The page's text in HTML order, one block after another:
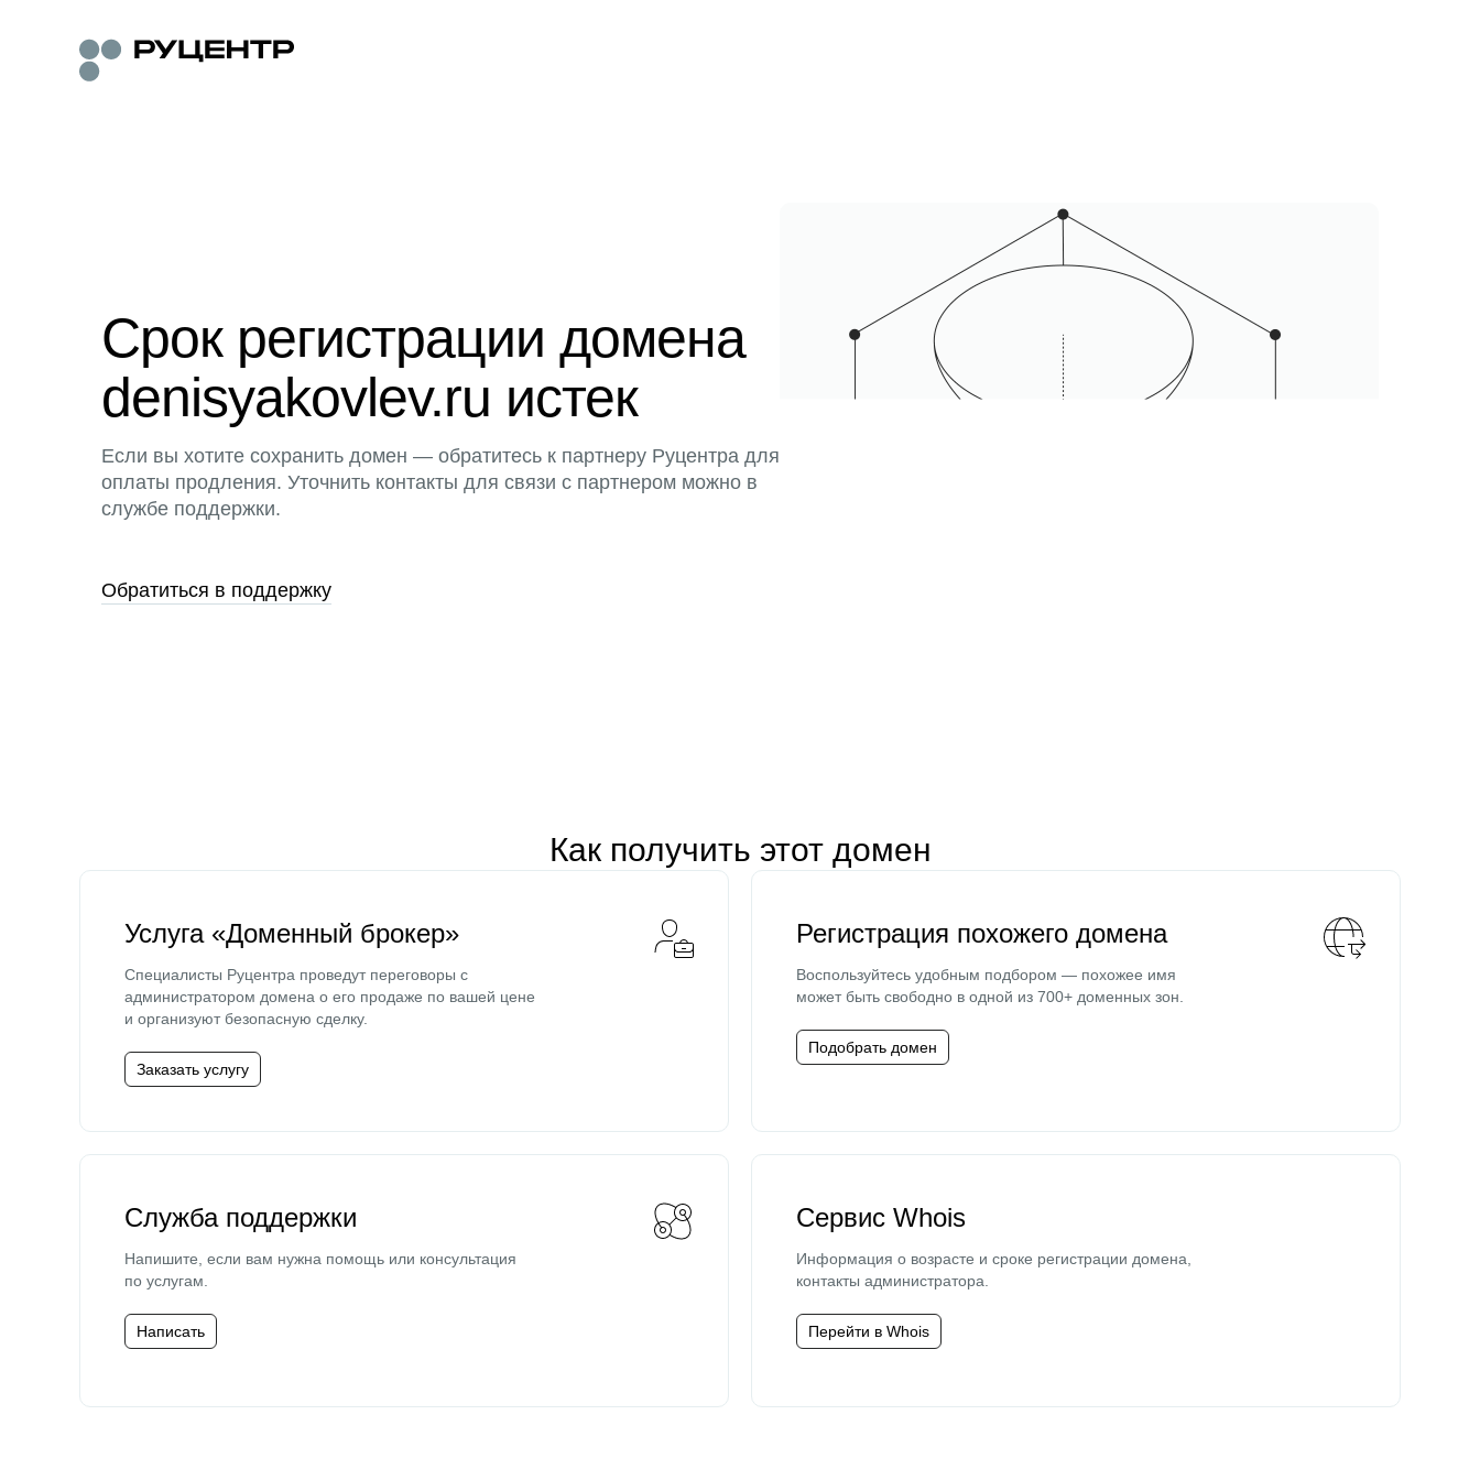
Срок регистрации домена
denisyakovlev.ru истек
Если вы хотите сохранить домен — обратитесь к партнеру Руцентра для
оплаты продления. Уточнить контакты для связи с партнером можно в
службе поддержки.
Обратиться в поддержку
Как получить этот домен
Услуга «Доменный брокер»
Специалисты Руцентра проведут переговоры с
администратором домена о его продаже по вашей цене
и организуют безопасную сделку.
Заказать услугу
Регистрация похожего домена
Воспользуйтесь удобным подбором — похожее имя
может быть свободно в одной из 700+ доменных зон.
Подобрать домен
Служба поддержки
Напишите, если вам нужна помощь или консультация
по услугам.
Написать
Сервис Whois
Информация о возрасте и сроке регистрации домена,
контакты администратора.
Перейти в Whois